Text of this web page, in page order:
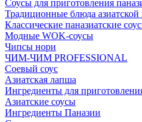
Соусы для приготовления
Традиционные блюда
Классические паназиатские
Модные WOK-соусы
Чипсы нори
ЧИМ-ЧИМ PROFESSIONAL
Соевый соус
Азиатская лапша
Ингредиенты для
Азиатские соусы
Ингредиенты Паназии